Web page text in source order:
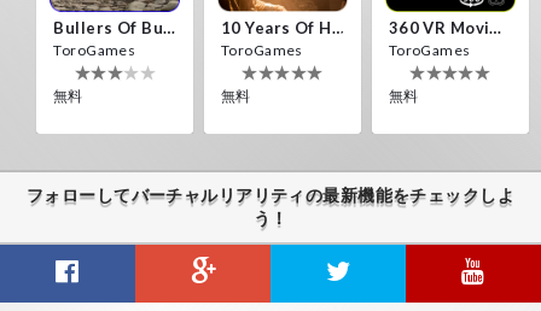
Bullers Of Buchan Aberdeen
ToroGames
無料
10 Years Of Horror Nights
ToroGames
無料
360 VR Movie Experience
ToroGames
無料
フォローしてバーチャルリアリティの最新機能をチェックしよ
う！